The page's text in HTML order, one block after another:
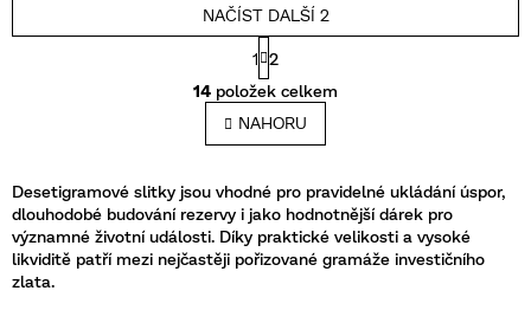
O
v
l
á
a
c
í
p
NAČÍST DALŠÍ 2
S
t
r
á
n
k
v
á
n
í
1 2
14 položek celkem
NAHORU
Desetigramové slitky jsou vhodné pro pravidelné ukládání úspor,
dlouhodobé budování rezervy i jako hodnotnější dárek pro
významné životní události. Díky praktické velikosti a vysoké
likviditě patří mezi nejčastěji pořizované gramáže investičního
zlata.